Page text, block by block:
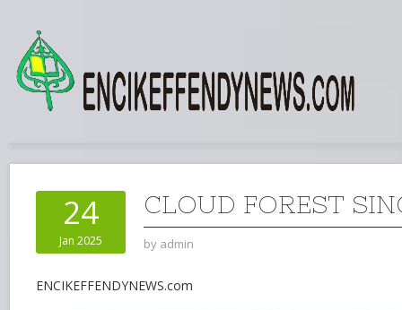
24
Jan 2025
CLOUD FOREST
by admin
ENCIKEFFENDYNEWS.com